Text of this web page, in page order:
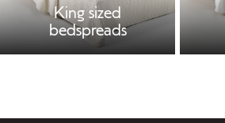
King sized
bedspreads